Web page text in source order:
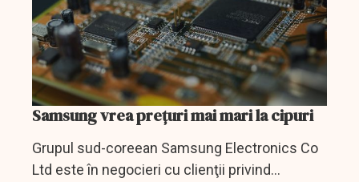
Samsung vrea prețuri mai mari la cipuri
Grupul sud-coreean Samsung Electronics Co
Ltd este în negocieri cu clienţii privind